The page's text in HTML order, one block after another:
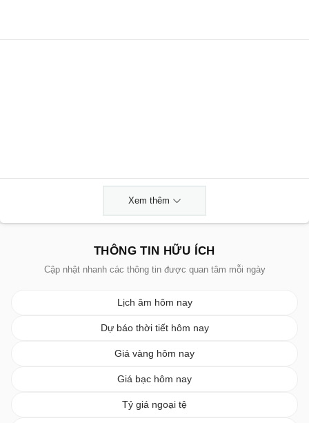
Xem thêm
THÔNG TIN HỮU ÍCH
Cập nhật nhanh các thông tin được quan tâm mỗi ngày
Lịch âm hôm nay
Dự báo thời tiết hôm nay
Giá vàng hôm nay
Giá bạc hôm nay
Tỷ giá ngoại tệ